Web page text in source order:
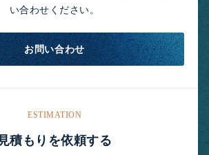
い合わせください。
お問い合わせ
ESTIMATION
見積もりを依頼する